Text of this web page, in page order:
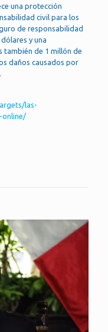
una protección
civil para los
de responsabilidad
y una
también de 1 millón de
daños causados por
las-
online/